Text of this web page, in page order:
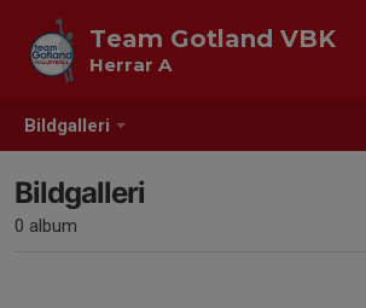
Bildgalleri
Team Gotland VBK
Herrar A
Bildgalleri
0 album